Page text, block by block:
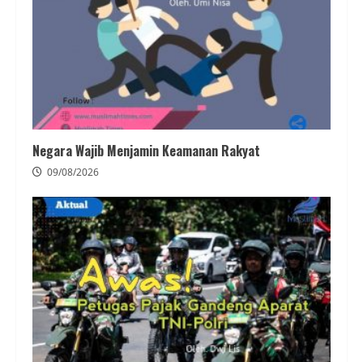
Negara Wajib Menjamin Keamanan Rakyat
09/08/2026